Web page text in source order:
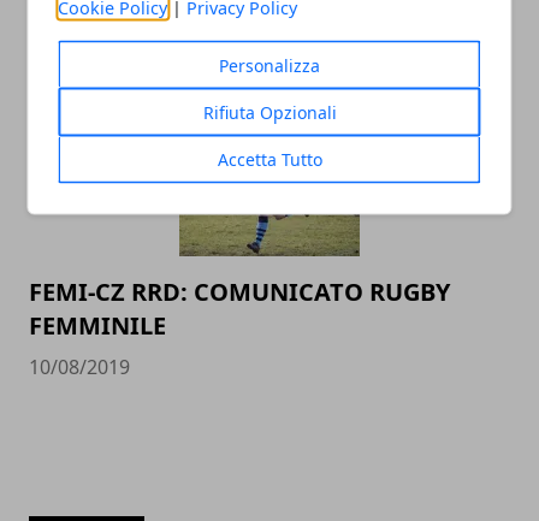
Cookie Policy | Privacy Policy
Personalizza
Rifiuta Opzionali
Accetta Tutto
FEMI-CZ RRD: COMUNICATO RUGBY
FEMMINILE
10/08/2019